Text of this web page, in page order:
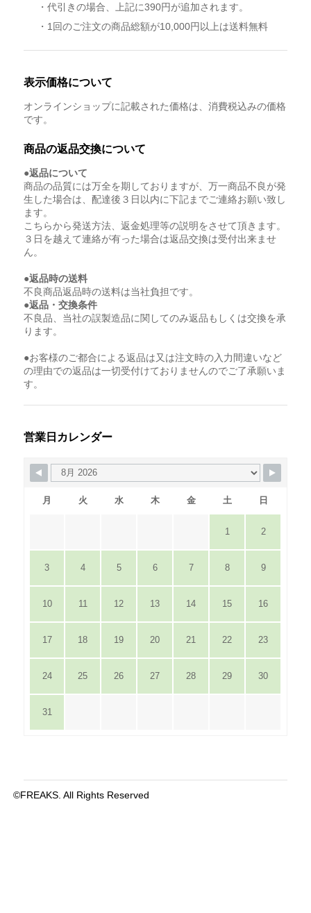
・代引きの場合、上記に390円が追加されます。
・1回のご注文の商品総額が10,000円以上は送料無料
表示価格について
オンラインショップに記載された価格は、消費税込みの価格
です。
商品の返品交換について
●返品について
商品の品質には万全を期しておりますが、万一商品不良が発
生した場合は、配達後３日以内に下記までご連絡お願い致し
ます。
こちらから発送方法、返金処理等の説明をさせて頂きます。
３日を越えて連絡が有った場合は返品交換は受付出来ませ
ん。
●返品時の送料
不良商品返品時の送料は当社負担です。
●返品・交換条件
不良品、当社の誤製造品に関してのみ返品もしくは交換を承
ります。
●お客様のご都合による返品は又は注文時の入力間違いなど
の理由での返品は一切受付けておりませんのでご了承願いま
す。
営業日カレンダー
月 火 水 木 金 土 日
1 2
3 4 5 6 7 8 9
10 11 12 13 14 15 16
17 18 19 20 21 22 23
24 25 26 27 28 29 30
31
©FREAKS. All Rights Reserved